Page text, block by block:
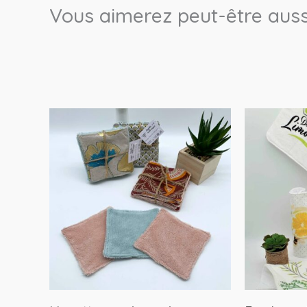
Vous aimerez peut-être
produit
variations.
options
peuvent
être